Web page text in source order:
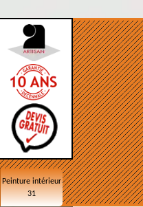
Peinture intérieur
31